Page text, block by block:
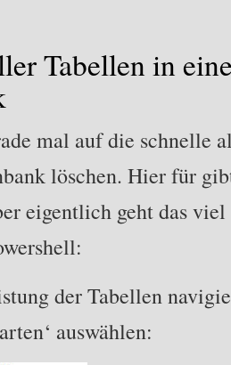
Tabellen in
mal auf die schnelle
löschen. Hier für
eigentlich geht das
der Tabellen
auswählen: